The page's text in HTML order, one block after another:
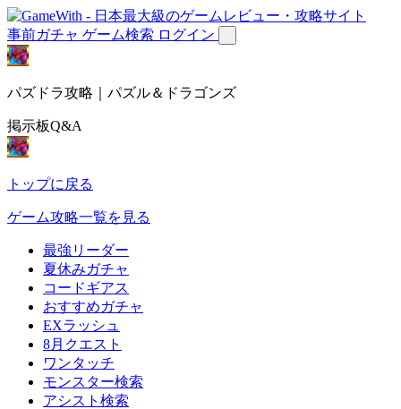
事前ガチャ ゲーム検索 ログイン
パズドラ攻略｜パズル＆ドラゴンズ
掲示板Q&A
トップに戻る
ゲーム攻略一覧を見る
最強リーダー
夏休みガチャ
コードギアス
おすすめガチャ
EXラッシュ
8月クエスト
ワンタッチ
モンスター検索
アシスト検索